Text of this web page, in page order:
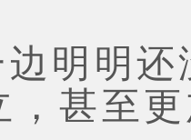
明还没
，甚至